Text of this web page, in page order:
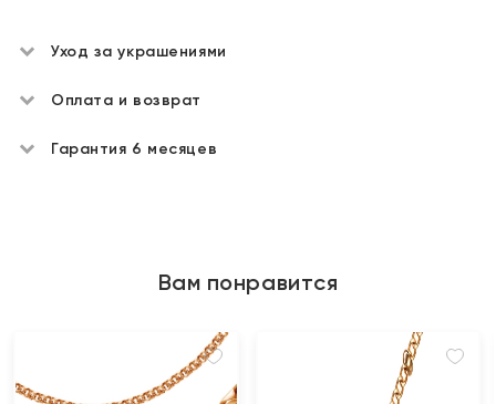
Уход за украшениями
Оплата и возврат
Гарантия 6 месяцев
Вам понравится